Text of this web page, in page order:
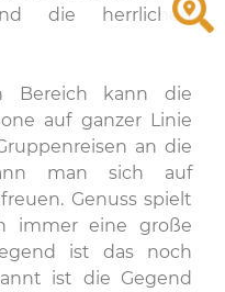
die herrlichen
Bereich kann die
auf ganzer Linie
an die
man sich auf
Genuss spielt
immer eine große
ist das noch
ist die Gegend